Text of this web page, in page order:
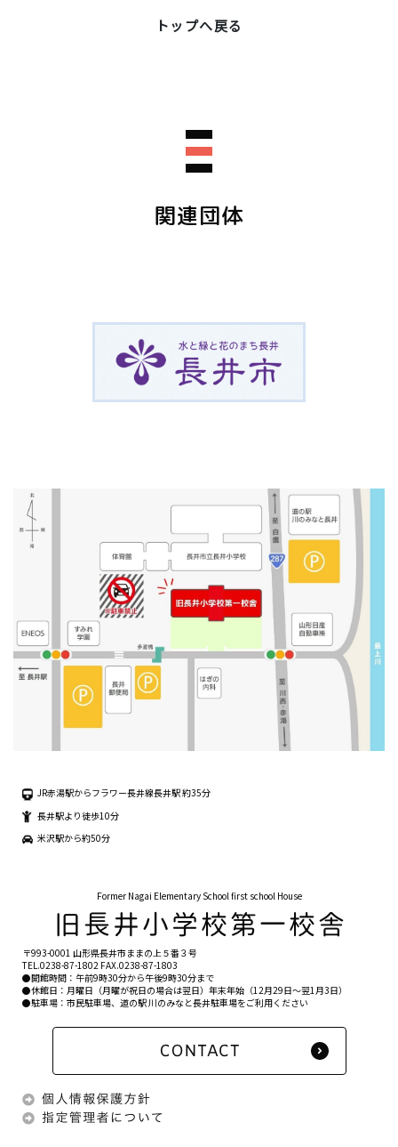
トップへ戻る
関連団体
JR赤湯駅からフラワー長井線長井駅 約35分
長井駅より徒歩10分
米沢駅から約50分
Former Nagai Elementary School first school House
〒993-0001 山形県長井市ままの上５番３号
TEL.0238-87-1802 FAX.0238-87-1803
●開館時間：午前9時30分から午後9時30分まで
●休館日：月曜日（月曜が祝日の場合は翌日）年末年始（12月29日〜翌1月3日）
●駐車場：市民駐車場、道の駅 川のみなと長井駐車場をご利用ください